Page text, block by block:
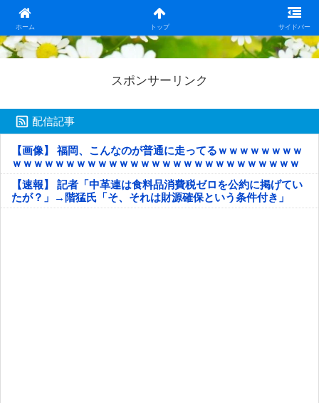
ホーム トップ サイドバー
日本第一！ニュース録
スポンサーリンク
配信記事
【画像】 福岡、こんなのが普通に走ってるｗｗｗｗｗｗｗｗ
ｗｗｗｗｗｗｗｗｗｗｗｗｗｗｗｗｗｗｗｗｗｗｗｗｗｗｗ
ｗｗｗｗｗ
【速報】 記者「中革連は食料品消費税ゼロを公約に掲げてい
たが？」→階猛氏「そ、それは財源確保という条件付き」